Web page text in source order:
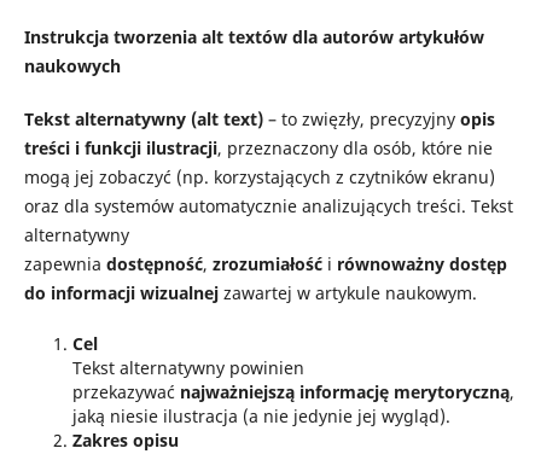
Instrukcja tworzenia alt textów dla autorów artykułów
naukowych
Tekst alternatywny (alt text)– to zwięzły, precyzyjny opis
treści i funkcji ilustracji, przeznaczony dla osób, które nie
mogą jej zobaczyć (np. korzystających z czytników ekranu)
oraz dla systemów automatycznie analizujących treści. Tekst
alternatywny
zapewnia dostępność, zrozumiałośći równoważny dostęp
do informacji wizualnejzawartej w artykule naukowym.
Cel
Tekst alternatywny powinien
przekazywać najważniejszą informację merytoryczną,
jaką niesie ilustracja (a nie jedynie jej wygląd).
Zakres opisu